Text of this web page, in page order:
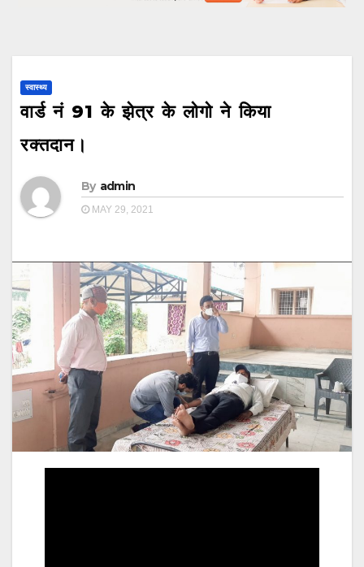
स्वास्थ्य
वार्ड नं 91 के झेत्र के लोगो ने किया
रक्तदान।
By admin
MAY 29, 2021